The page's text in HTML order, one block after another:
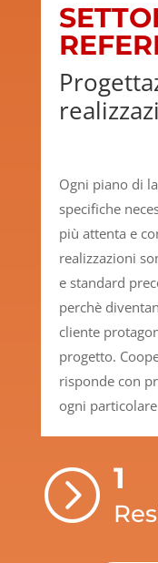
Ogni piano di
specifiche
più attenta e
realizzazioni
e standard
perchè
cliente
progetto.
risponde con
ogni
= 1